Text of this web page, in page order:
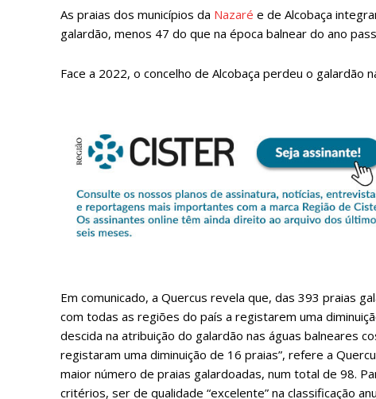
Faça-se
As praias dos municípios da Nazaré e de Alcobaça
galardão, menos 47 do que na época balnear do ano
Face a 2022, o concelho de Alcobaça perdeu o galardão
Em comunicado, a Quercus revela que, das 393 praias
com todas as regiões do país a registarem uma
descida na atribuição do galardão nas águas balneares
registaram uma diminuição de 16 praias”, refere a
maior número de praias galardoadas, num total de 98.
critérios, ser de qualidade “excelente” na classificação